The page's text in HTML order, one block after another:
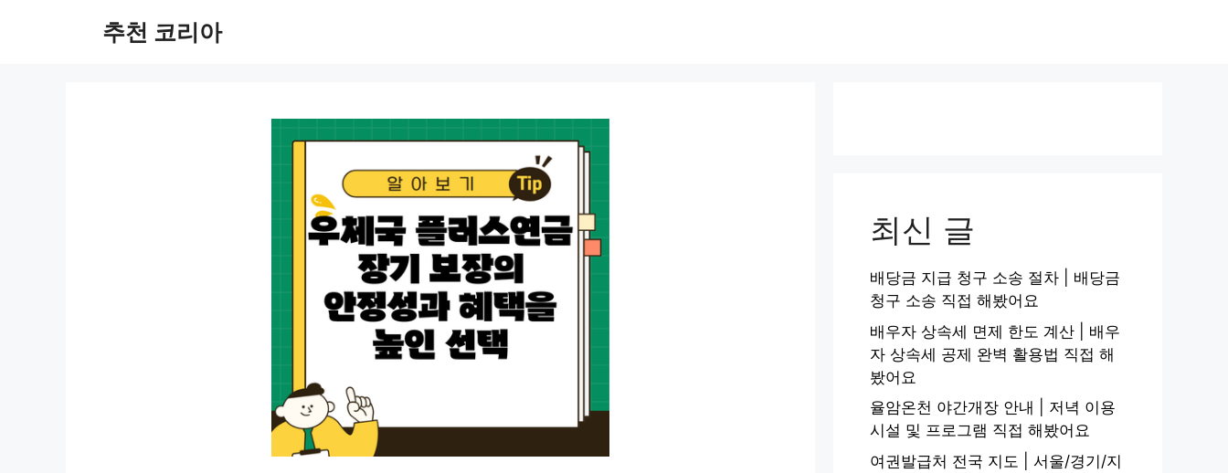
추천 코리아
최신 글
배당금 지급 청구 소송 절차 | 배당금
청구 소송 직접 해봤어요
배우자 상속세 면제 한도 계산 | 배우
자 상속세 공제 완벽 활용법 직접 해
봤어요
율암온천 야간개장 안내 | 저녁 이용
시설 및 프로그램 직접 해봤어요
여권발급처 전국 지도 | 서울/경기/지